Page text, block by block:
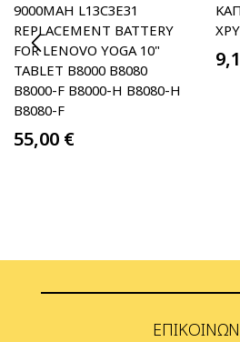
9000MAH L13C3E31
REPLACEMENT BATTERY
FOR LENOVO YOGA 10"
TABLET B8000 B8080
B8000-F B8000-H B8080-H
B8080-F
55,00 €